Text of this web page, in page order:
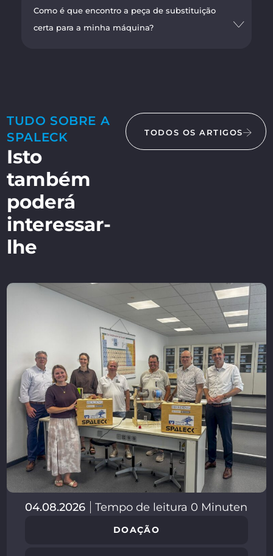
Como é que encontro a peça de substituição
certa para a minha máquina?
TUDO SOBRE A
SPALECK
Isto
também
poderá
interessar-
lhe
TODOS OS ARTIGOS
04.08.2026 Tempo de leitura 0 Minuten
DOAÇÃO